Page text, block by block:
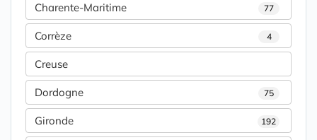
Charente-Maritime 77
Corrèze 4
Creuse
Dordogne 75
Gironde 192